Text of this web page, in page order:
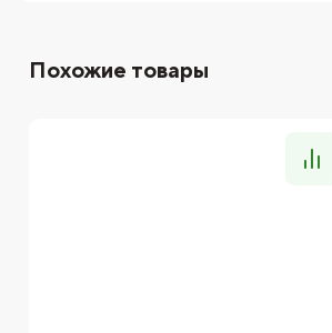
Похожие товары